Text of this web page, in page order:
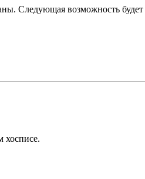
Следующая возможность будет
хосписе.